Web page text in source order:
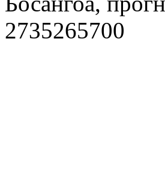
2735265700